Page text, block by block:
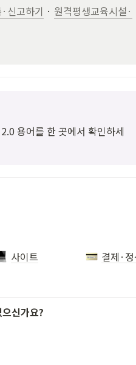
신고하기 · 원격평생교육시설·
용어를 한 곳에서 확인하세
사이트 결제·
신가요?